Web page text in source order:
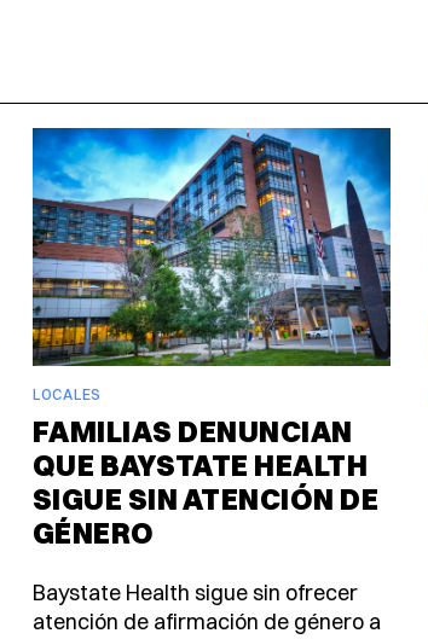
LOCALES
FAMILIAS DENUNCIAN
QUE BAYSTATE HEALTH
SIGUE SIN ATENCIÓN DE
GÉNERO
Baystate Health sigue sin ofrecer
atención de afirmación de género a